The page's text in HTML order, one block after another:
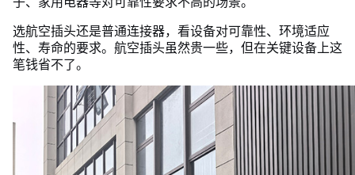
选航空插头还是普通连接器，看设备对可靠性、环境适应
性、寿命的要求。航空插头虽然贵一些，但在关键设备上这
笔钱省不了。